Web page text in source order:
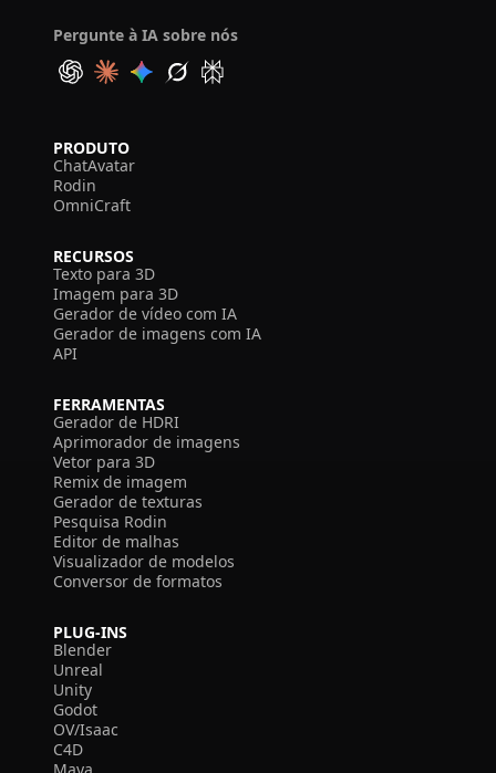
Pergunte à IA sobre nós
PRODUTO
ChatAvatar
Rodin
OmniCraft
RECURSOS
Texto para 3D
Imagem para 3D
Gerador de vídeo com IA
Gerador de imagens com IA
API
FERRAMENTAS
Gerador de HDRI
Aprimorador de imagens
Vetor para 3D
Remix de imagem
Gerador de texturas
Pesquisa Rodin
Editor de malhas
Visualizador de modelos
Conversor de formatos
PLUG-INS
Blender
Unreal
Unity
Godot
OV/Isaac
C4D